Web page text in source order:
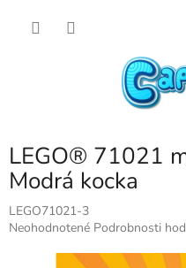
LEGO® 71021
Modrá kocka
LEGO71021-3
Priemerné
Neohodnotené Podrobnosti